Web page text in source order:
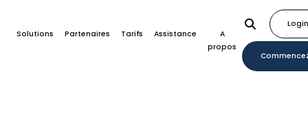
Solutions Partenaires Tarifs Assistance
A
propos
Login